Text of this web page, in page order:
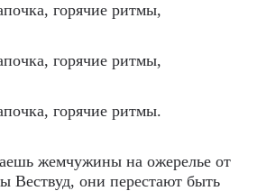
горячие ритмы,
горячие ритмы,
горячие ритмы.
жемчужины на ожерелье от
Вествуд, они перестают быть